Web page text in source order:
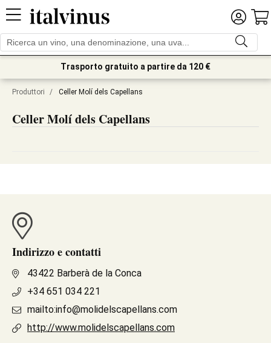
Trasporto gratuito a partire da 120 €
Produttori / Celler Molí dels Capellans
Celler Molí dels Capellans
Indirizzo e contatti
43422 Barberà de la Conca
+34 651 034 221
mailto:info@molidelscapellans.com
http://www.molidelscapellans.com